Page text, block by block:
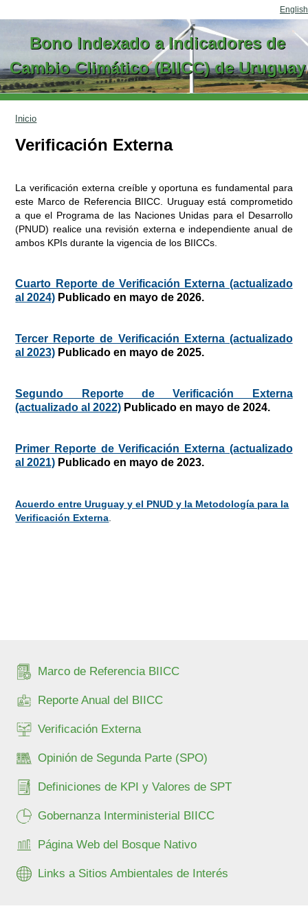
English
Bono Indexado a Indicadores de
Cambio Climático (BIICC) de Uruguay
Inicio
Verificación Externa
La verificación externa creíble y oportuna es fundamental para
este Marco de Referencia BIICC. Uruguay está comprometido
a que el Programa de las Naciones Unidas para el Desarrollo
(PNUD) realice una revisión externa e independiente anual de
ambos KPIs durante la vigencia de los BIICCs.
Cuarto Reporte de Verificación Externa (actualizado
al 2024) Publicado en mayo de 2026.
Tercer Reporte de Verificación Externa (actualizado
al 2023) Publicado en mayo de 2025.
Segundo Reporte de Verificación Externa
(actualizado al 2022) Publicado en mayo de 2024.
Primer Reporte de Verificación Externa (actualizado
al 2021) Publicado en mayo de 2023.
Acuerdo entre Uruguay y el PNUD y la Metodología para la
Verificación Externa
Marco de Referencia BIICC
Reporte Anual del BIICC
Verificación Externa
Opinión de Segunda Parte (SPO)
Definiciones de KPI y Valores de SPT
Gobernanza Interministerial BIICC
Página Web del Bosque Nativo
Links a Sitios Ambientales de Interés